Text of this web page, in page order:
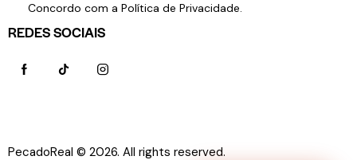
Concordo com a Política de Privacidade.
REDES SOCIAIS
PecadoReal © 2026. All rights reserved.